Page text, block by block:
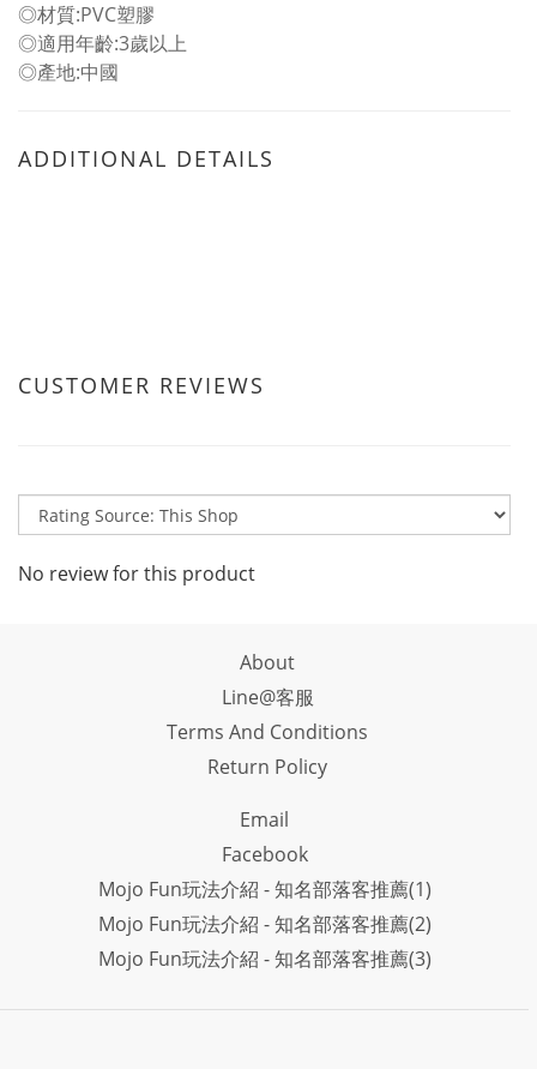
◎材質:PVC塑膠
◎適用年齡:3歲以上
◎產地:中國
ADDITIONAL DETAILS
CUSTOMER REVIEWS
No review for this product
About
Line@客服
Terms And Conditions
Return Policy
Email
Facebook
Mojo Fun玩法介紹 - 知名部落客推薦(1)
Mojo Fun玩法介紹 - 知名部落客推薦(2)
Mojo Fun玩法介紹 - 知名部落客推薦(3)